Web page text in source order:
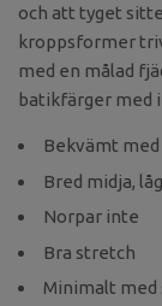
och att tyget
kroppsformer
med en målad
batikfärger med
Bekvämt
Bred midja,
Norpar inte
Bra stretch
Minimalt med